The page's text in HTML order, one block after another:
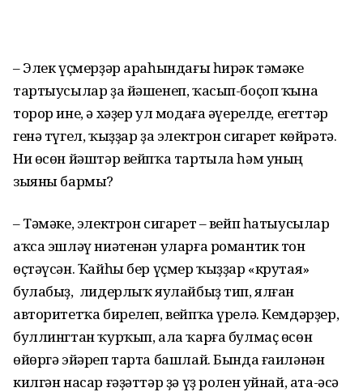
– Элек үҫмерҙәр араһындағы һирәк тәмәке
тартыусылар ҙа йәшенеп, ҡасып-боҫоп ҡына
торор ине, ә хәҙер ул модаға әүерелде, егеттәр
генә түгел, ҡыҙҙар ҙа электрон сигарет көйрәтә.
Ни өсөн йәштәр вейпҡа тартыла һәм уның
зыяны бармы?
– Тәмәке, электрон сигарет – вейп һатыусылар
аҡса эшләү ниәтенән уларға романтик тон
өҫтәүсән. Ҡайһы бер үҫмер ҡыҙҙар «крутая»
булабыҙ, лидерлыҡ яулайбыҙ тип, ялған
авторитетҡа бирелеп, вейпҡа үрелә. Кемдәрҙер,
буллингтан ҡурҡып, ала ҡарға булмаҫ өсөн
өйөргә эйәреп тарта башлай. Бында ғаиләнән
килгән насар ғәҙәттәр ҙә үҙ ролен уйнай, ата-әсә